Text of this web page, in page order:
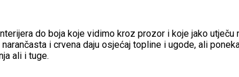
do boja koje vidimo kroz prozor i koje jako utječu
i crvena daju osjećaj topline i ugode, ali
ali i tuge.